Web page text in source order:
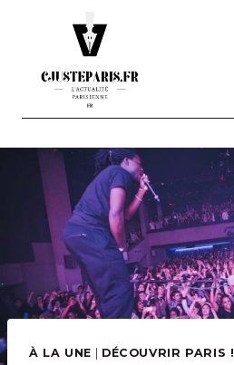
À LA UNE DÉCOUVRIR PARIS !